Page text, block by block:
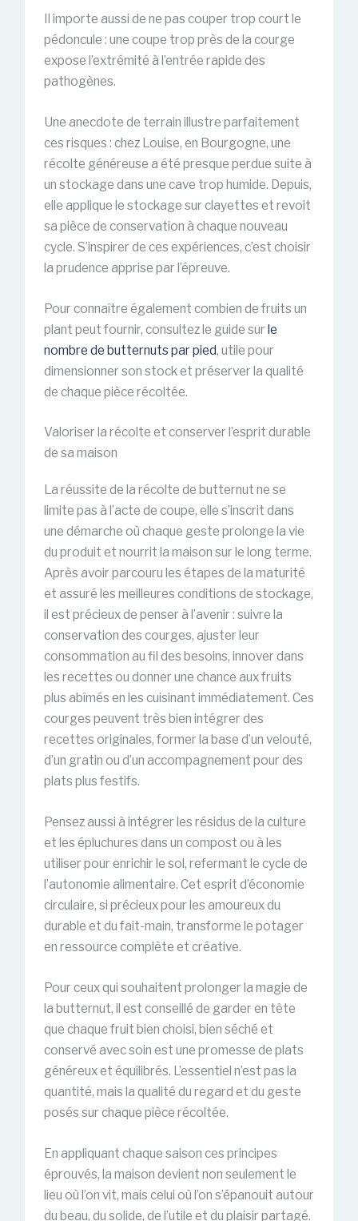
Il importe aussi de ne pas couper trop court le
pédoncule : une coupe trop près de la courge
expose l’extrémité à l’entrée rapide des
pathogènes.
Une anecdote de terrain illustre parfaitement
ces risques : chez Louise, en Bourgogne, une
récolte généreuse a été presque perdue suite à
un stockage dans une cave trop humide. Depuis,
elle applique le stockage sur clayettes et revoit
sa pièce de conservation à chaque nouveau
cycle. S’inspirer de ces expériences, c’est choisir
la prudence apprise par l’épreuve.
Pour connaître également combien de fruits un
plant peut fournir, consultez le guide sur le
nombre de butternuts par pied, utile pour
dimensionner son stock et préserver la qualité
de chaque pièce récoltée.
Valoriser la récolte et conserver l’esprit durable
de sa maison
La réussite de la récolte de butternut ne se
limite pas à l’acte de coupe, elle s’inscrit dans
une démarche où chaque geste prolonge la vie
du produit et nourrit la maison sur le long terme.
Après avoir parcouru les étapes de la maturité
et assuré les meilleures conditions de stockage,
il est précieux de penser à l’avenir : suivre la
conservation des courges, ajuster leur
consommation au fil des besoins, innover dans
les recettes ou donner une chance aux fruits
plus abîmés en les cuisinant immédiatement. Ces
courges peuvent très bien intégrer des
recettes originales, former la base d’un velouté,
d’un gratin ou d’un accompagnement pour des
plats plus festifs.
Pensez aussi à intégrer les résidus de la culture
et les épluchures dans un compost ou à les
utiliser pour enrichir le sol, refermant le cycle de
l’autonomie alimentaire. Cet esprit d’économie
circulaire, si précieux pour les amoureux du
durable et du fait-main, transforme le potager
en ressource complète et créative.
Pour ceux qui souhaitent prolonger la magie de
la butternut, il est conseillé de garder en tête
que chaque fruit bien choisi, bien séché et
conservé avec soin est une promesse de plats
généreux et équilibrés. L’essentiel n’est pas la
quantité, mais la qualité du regard et du geste
posés sur chaque pièce récoltée.
En appliquant chaque saison ces principes
éprouvés, la maison devient non seulement le
lieu où l’on vit, mais celui où l’on s’épanouit autour
du beau, du solide, de l’utile et du plaisir partagé.